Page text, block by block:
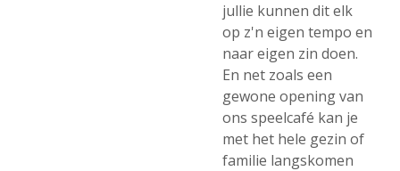
jullie kunnen dit elk
op z'n eigen tempo en
naar eigen zin doen.
En net zoals een
gewone opening van
ons speelcafé kan je
met het hele gezin of
familie langskomen